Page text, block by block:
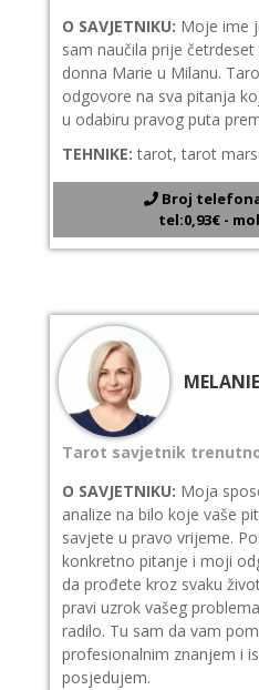
O SAVJETNIKU: Moje ime
sam naučila prije
donna Marie u Milanu.
odgovore na sva pitanja
u odabiru pravog puta
TEHNIKE: tarot, tarot
Broj
tel:0,93€ -
MELANIE
Tarot savjetnik
O SAVJETNIKU: Moja
analize na bilo koje vaše
savjete u pravo vrijeme.
konkretno pitanje i moji
da prođete kroz svaku
pravi uzrok vašeg
radilo. Tu sam da vam
profesionalnim znanjem i
posjedujem.